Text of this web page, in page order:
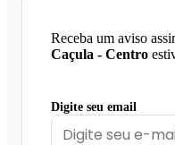
Receba um aviso
Caçula - Centro
Digite seu email